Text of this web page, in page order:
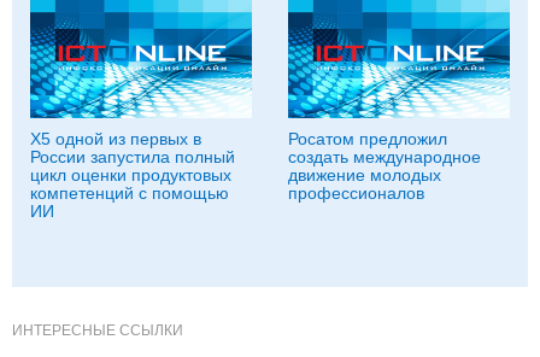
X5 одной из первых в
России запустила полный
цикл оценки продуктовых
компетенций с помощью
ИИ
Росатом предложил
создать международное
движение молодых
профессионалов
ИНТЕРЕСНЫЕ ССЫЛКИ